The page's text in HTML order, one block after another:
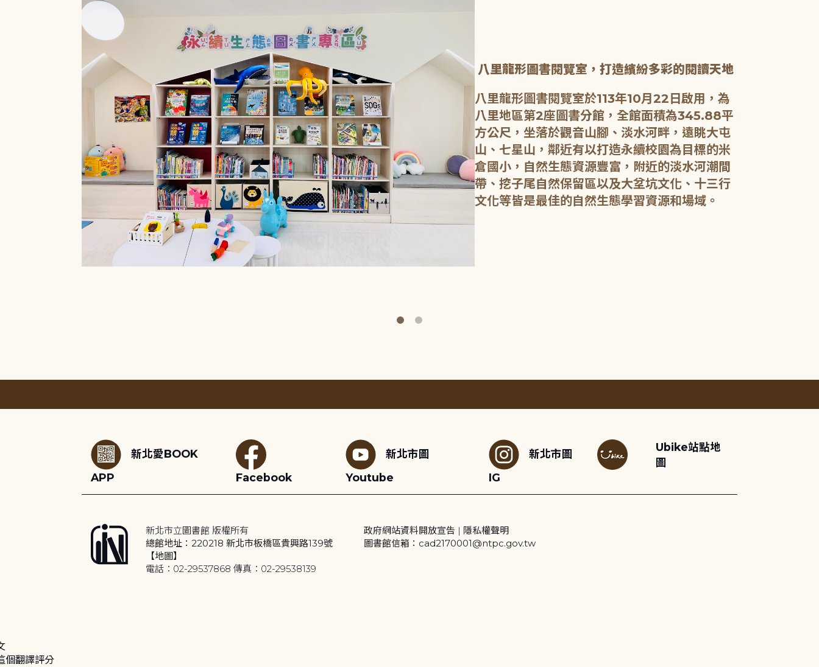
八里龍形圖書閱覽室，打造繽紛多彩的閱讀天地
八里龍形圖書閱覽室於113年10月22日啟用，為
八里地區第2座圖書分館，全館面積為345.88平
方公尺，坐落於觀音山腳、淡水河畔，遠眺大屯
山、七星山，鄰近有以打造永續校園為目標的米
倉國小，自然生態資源豐富，附近的淡水河潮間
帶、挖子尾自然保留區以及大坌坑文化、十三行
新北愛BOOK
APP
Facebook
新北市圖
Youtube
新北市圖
IG
Ubike站點地
圖
新北市立圖書館 版權所有
總館地址：220218 新北市板橋區貴興路139號
【地圖】
電話：02-29537868 傳真：02-29538139
政府網站資料開放宣告 | 隱私權聲明
圖書館信箱：cad2170001@ntpc.gov.tw
個翻譯評分